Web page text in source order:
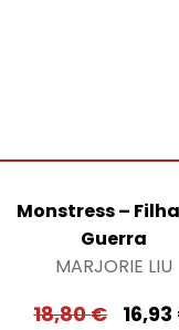
Monstress –
Guerra
MARJORIE LIU
18,80€ 16,93